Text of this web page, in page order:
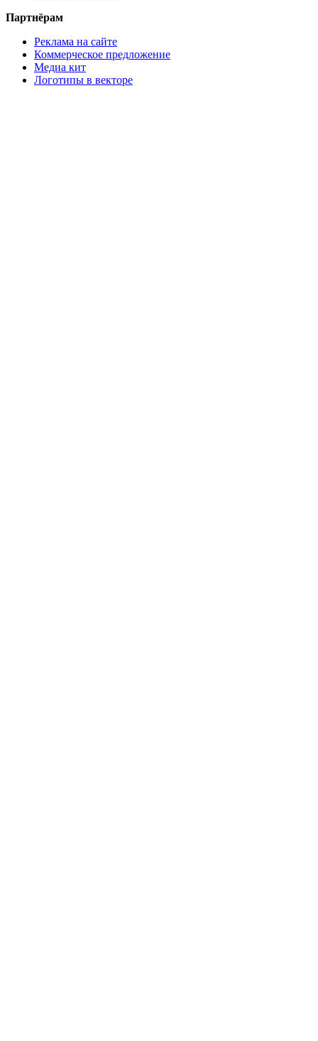
Партнёрам
Реклама на сайте
Коммерческое предложение
Медиа кит
Логотипы в векторе